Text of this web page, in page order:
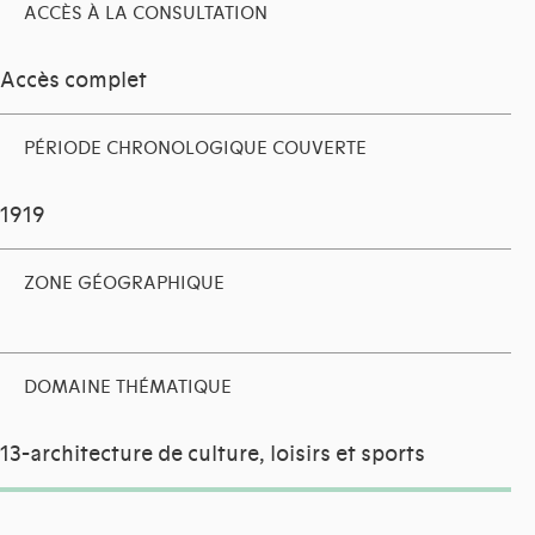
ACCÈS À LA CONSULTATION
Accès complet
PÉRIODE CHRONOLOGIQUE COUVERTE
1919
ZONE GÉOGRAPHIQUE
DOMAINE THÉMATIQUE
13-architecture de culture, loisirs et sports